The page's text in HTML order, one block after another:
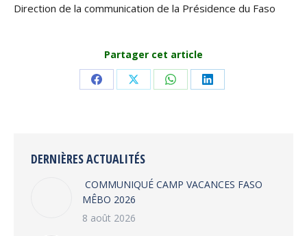
Direction de la communication de la Présidence du Faso
Partager cet article
Share Share Share Share
DERNIÈRES ACTUALITÉS
COMMUNIQUÉ CAMP VACANCES FASO
MÊBO 2026
8 août 2026